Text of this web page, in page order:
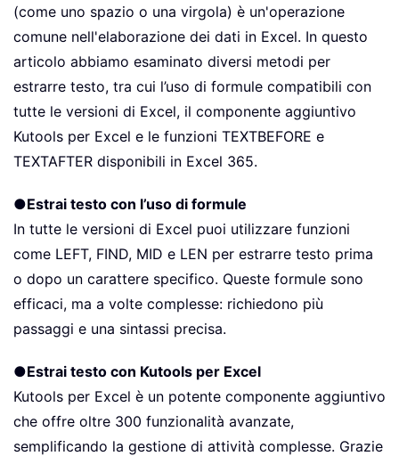
(come uno spazio o una virgola) è un'operazione
comune nell'elaborazione dei dati in Excel. In questo
articolo abbiamo esaminato diversi metodi per
estrarre testo, tra cui l’uso di formule compatibili con
tutte le versioni di Excel, il componente aggiuntivo
Kutools per Excel e le funzioni TEXTBEFORE e
TEXTAFTER disponibili in Excel 365.
●Estrai testo con l’uso di formule
In tutte le versioni di Excel puoi utilizzare funzioni
come LEFT, FIND, MID e LEN per estrarre testo prima
o dopo un carattere specifico. Queste formule sono
efficaci, ma a volte complesse: richiedono più
passaggi e una sintassi precisa.
●Estrai testo con Kutools per Excel
Kutools per Excel è un potente componente aggiuntivo
che offre oltre 300 funzionalità avanzate,
semplificando la gestione di attività complesse. Grazie